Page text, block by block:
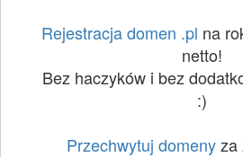
Rejestracja domen .pl na
netto!
Bez haczyków i bez
:)
Przechwytuj domenyza